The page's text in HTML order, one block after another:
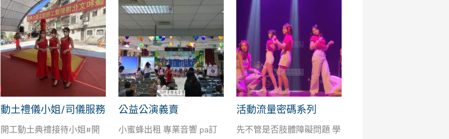
動土禮儀小姐/司儀服務
開工動土典禮接待小姐#開
公益公演義賣
小蜜蜂出租 專業音響 pa訂
活動流量密碼系列
先不管是否肢體障礙問題 學